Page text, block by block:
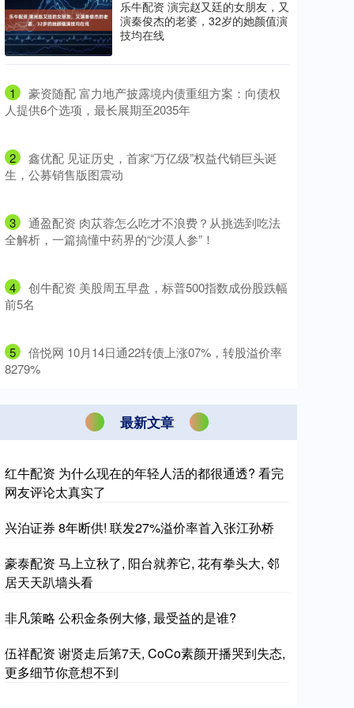
乐牛配资 演完赵又廷的女朋友，又
演秦俊杰的老婆，32岁的她颜值演
技均在线
1
​豪资随配 富力地产披露境内债重组方案：向债权
人提供6个选项，最长展期至2035年
2
​鑫优配 见证历史，首家“万亿级”权益代销巨头诞
生，公募销售版图震动
3
​通盈配资 肉苁蓉怎么吃才不浪费？从挑选到吃法
全解析，一篇搞懂中药界的“沙漠人参”！
4
​创牛配资 美股周五早盘，标普500指数成份股跌幅
前5名
5
​倍悦网 10月14日通22转债上涨07%，转股溢价率
8279%
最新文章
红牛配资 为什么现在的年轻人活的都很通透? 看完
网友评论太真实了
兴泊证券 8年断供! 联发27%溢价率首入张江孙桥
豪泰配资 马上立秋了, 阳台就养它, 花有拳头大, 邻
居天天趴墙头看
非凡策略 公积金条例大修, 最受益的是谁?
伍祥配资 谢贤走后第7天, CoCo素颜开播哭到失态,
更多细节你意想不到